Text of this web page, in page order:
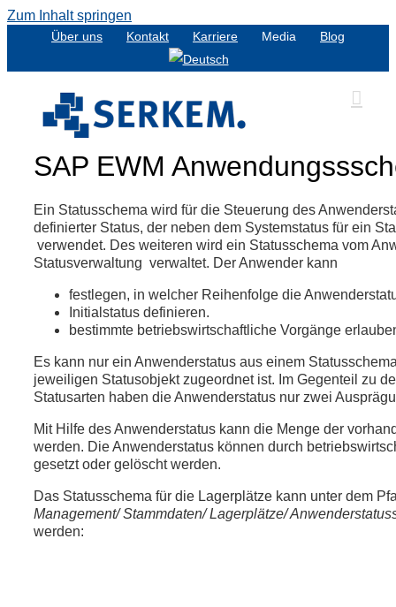
Zum Inhalt springen
Über uns Kontakt Karriere Media Blog
SAP EWM
Ein Statusschema wird für die Steuerung des
definierter Status, der neben dem Systemstatus für ein
verwendet. Des weiteren wird ein Statusschema vom
Statusverwaltung verwaltet. Der Anwender kann
festlegen, in welcher Reihenfolge die
Initialstatus definieren.
bestimmte betriebswirtschaftliche Vorgänge
Es kann nur ein Anwenderstatus aus einem
jeweiligen Statusobjekt zugeordnet ist. Im Gegenteil zu
Statusarten haben die Anwenderstatus nur zwei
Mit Hilfe des Anwenderstatus kann die Menge der
werden. Die Anwenderstatus können durch
gesetzt oder gelöscht werden.
Das Statusschema für die Lagerplätze kann unter dem
Management/ Stammdaten/ Lagerplätze/
werden: